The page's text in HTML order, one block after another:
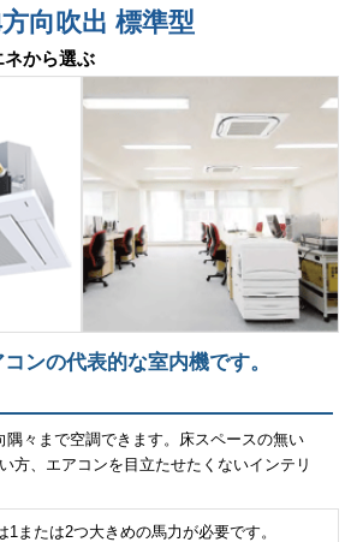
向吹出 標準型
から選ぶ
ンの代表的な室内機です。
隅々まで空調できます。床スペースの無い
方、エアコンを目立たせたくないインテリ
1または2つ大きめの馬力が必要です。